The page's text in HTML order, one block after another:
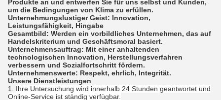
Produkte an und entwerfen Sie für uns selbst und Kunden,
um die Bedingungen von Klima zu erfüllen.
Unternehmungslustiger Geist: Innovation,
Leistungsfähigkeit, Hingabe
Gesamtbild: Werden ein vorbildliches Unternehmen, das auf
Handelskriterium und Geschäftsmoral basiert.
Unternehmensauftrag: Mit einer anhaltenden
technologischen Innovation, Herstellungsverfahren
verbessern und Sozialfortschritt fördern.
Unternehmenswerte: Respekt, ehrlich, Integrität.
Unsere Dienstleistungen
1. Ihre Untersuchung wird innerhalb 24 Stunden geantwortet und
Online-Service ist ständig verfügbar.